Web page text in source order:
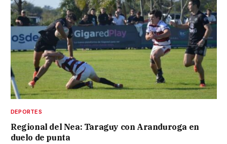
DEPORTES
Regional del Nea: Taraguy con Aranduroga en
duelo de punta